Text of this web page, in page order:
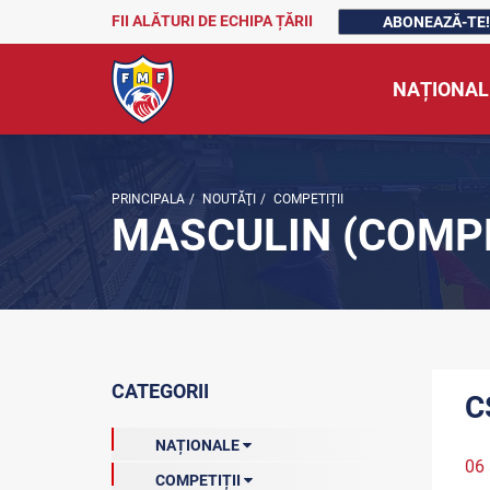
FII ALĂTURI DE ECHIPA ȚĂRII ABONEAZĂ-TE!
PRINCIPALA / NOUTĂŢI / COMPETIȚII
MASCULIN
CATEGORII
NAȚIONALE
COMPETIȚII
06